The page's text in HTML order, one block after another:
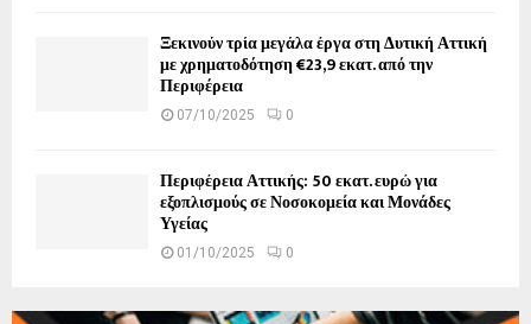
Ξεκινούν τρία μεγάλα έργα στη Δυτική Αττική
με χρηματοδότηση €23,9 εκατ. από την
Περιφέρεια
07/10/2025 0
Περιφέρεια Αττικής: 50 εκατ. ευρώ για
εξοπλισμούς σε Νοσοκομεία και Μονάδες
Υγείας
01/10/2025 0